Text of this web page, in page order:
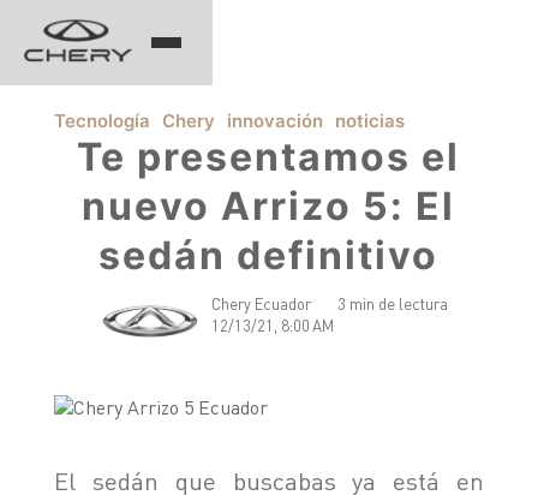
TIGGO 8 PRO
TIGGO 4 PRO
TIGGO 2 PRO MAX
Tecnología Chery innovación noticias
Te presentamos el
nuevo Arrizo 5: El
sedán definitivo
Chery Ecuador
12/13/21, 8:00 AM
3 min de lectura
El sedán que buscabas ya está en